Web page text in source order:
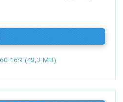
16:9 (48,3 MB)